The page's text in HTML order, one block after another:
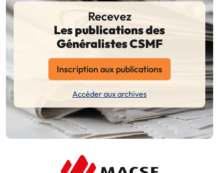
Recevez
Les publications des
Généralistes CSMF
Inscription aux publications
Accéder aux archives